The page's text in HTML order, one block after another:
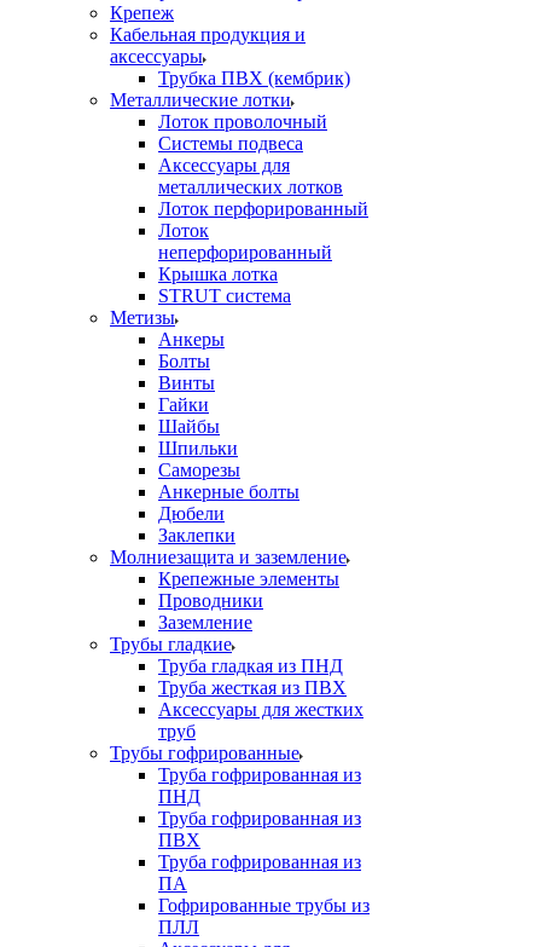
Крепеж
Кабельная продукция и
аксессуары
Трубка ПВХ (кембрик)
Металлические лотки
Лоток проволочный
Системы подвеса
Аксессуары для
металлических лотков
Лоток перфорированный
Лоток
неперфорированный
Крышка лотка
STRUT система
Метизы
Анкеры
Болты
Винты
Гайки
Шайбы
Шпильки
Саморезы
Анкерные болты
Дюбели
Заклепки
Молниезащита и заземление
Крепежные элементы
Проводники
Заземление
Трубы гладкие
Труба гладкая из ПНД
Труба жесткая из ПВХ
Аксессуары для жестких
труб
Трубы гофрированные
Труба гофрированная из
ПНД
Труба гофрированная из
ПВХ
Труба гофрированная из
ПА
Гофрированные трубы из
ПЛЛ